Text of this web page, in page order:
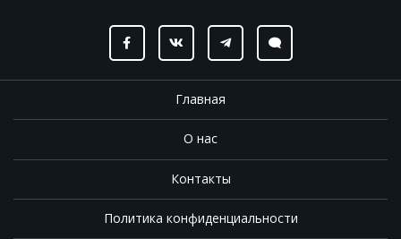
Главная
О нас
Контакты
Политика конфиденциальности